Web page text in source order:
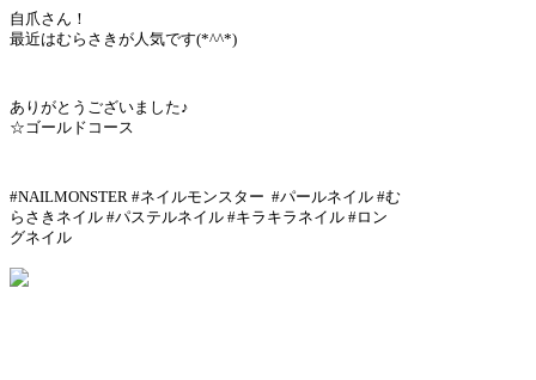
自爪さん！
最近はむらさきが人気です(*^^*)
ありがとうございました♪
☆ゴールドコース
#NAILMONSTER #ネイルモンスター #パールネイル #む
らさきネイル #パステルネイル #キラキラネイル #ロン
グネイル